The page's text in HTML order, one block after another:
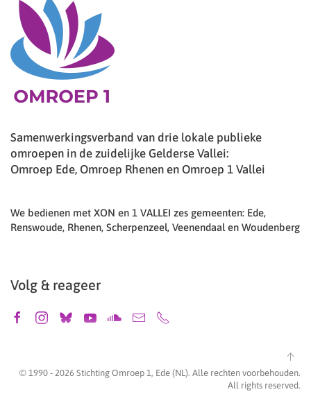
Samenwerkingsverband van drie lokale publieke
omroepen in de zuidelijke Gelderse Vallei:
Omroep Ede, Omroep Rhenen en Omroep 1 Vallei
We bedienen met XON en 1 VALLEI zes gemeenten: Ede,
Renswoude, Rhenen, Scherpenzeel, Veenendaal en Woudenberg
Volg & reageer
© 1990 - 2026 Stichting Omroep 1, Ede (NL). Alle rechten voorbehouden.
All rights reserved.